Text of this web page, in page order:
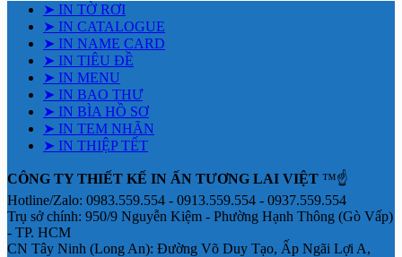
➤ IN TỜ RƠI
➤ IN CATALOGUE
➤ IN NAME CARD
➤ IN TIÊU ĐỀ
➤ IN MENU
➤ IN BAO THƯ
➤ IN BÌA HỒ SƠ
➤ IN TEM NHÃN
➤ IN THIỆP TẾT
CÔNG TY THIẾT KẾ IN ẤN TƯƠNG LAI VIỆT ™☝️
Hotline/Zalo: 0983.559.554 - 0913.559.554 - 0937.559.554
Trụ sở chính: 950/9 Nguyễn Kiệm - Phường Hạnh Thông (Gò Vấp)
- TP. HCM
CN Tây Ninh (Long An): Đường Võ Duy Tạo, Ấp Ngãi Lợi A,